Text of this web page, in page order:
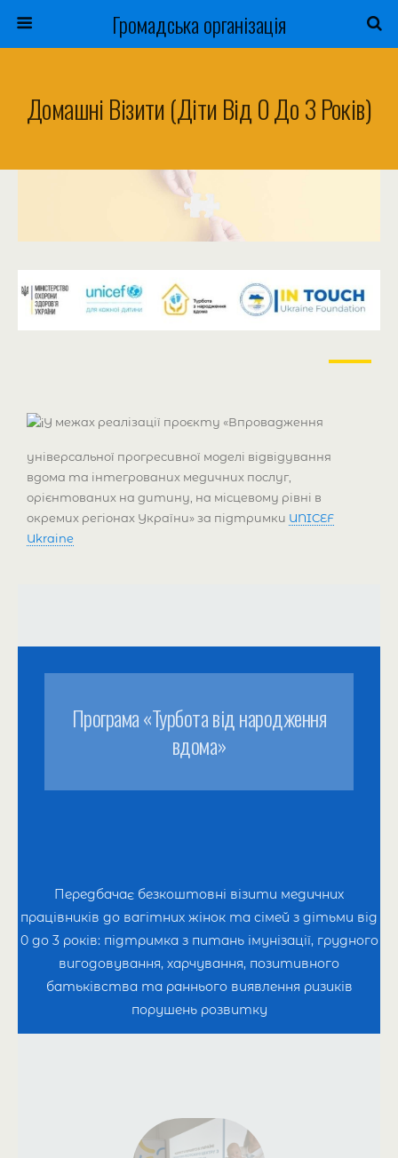
Громадська організація
Домашні Візити (діти Від 0 До 3 Років)
У межах реалізації проєкту «Впровадження
універсальної прогресивної моделі відвідування
вдома та інтегрованих медичних послуг,
орієнтованих на дитину, на місцевому рівні в
окремих регіонах України» за підтримки UNICEF
Ukraine
Програма «Турбота від народження
вдома»
Передбачає безкоштовні візити медичних
працівників до вагітних жінок та сімей з дітьми від
0 до 3 років: підтримка з питань імунізації, грудного
вигодовування, харчування, позитивного
батьківства та раннього виявлення ризиків
порушень розвитку